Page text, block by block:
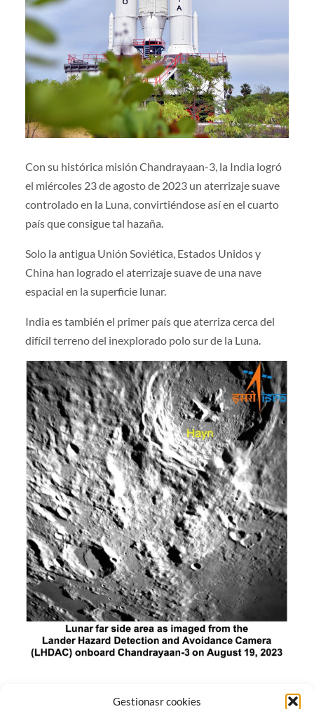
Gestionasr cookies
Con su histórica misión Chandrayaan-3, la India logró
el miércoles 23 de agosto de 2023 un aterrizaje suave
controlado en la Luna, convirtiéndose así en el cuarto
país que consigue tal hazaña.
Solo la antigua Unión Soviética, Estados Unidos y
China han logrado el aterrizaje suave de una nave
espacial en la superficie lunar.
India es también el primer país que aterriza cerca del
difícil terreno del inexplorado polo sur de la Luna.